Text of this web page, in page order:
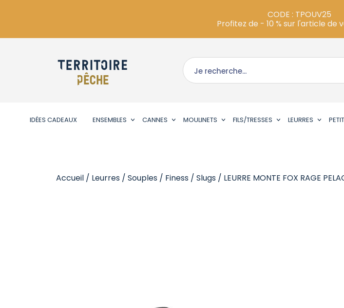
IDÉES CADEAUX ENSEMBLES CANNES MOULINETS FILS/TRESSES LEURRES
Accueil / Leurres / Souples / Finess / Slugs / LEURRE MONTE FOX RAGE
CODE : TPOUV25
Profitez de - 10 % sur l'article de